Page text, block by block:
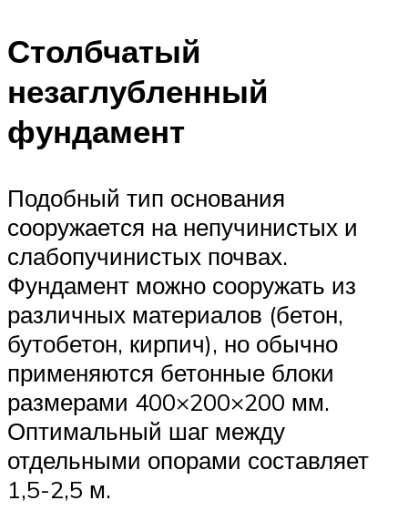
Столбчатый
незаглубленный
фундамент
Подобный тип основания
сооружается на непучинистых и
слабопучинистых почвах.
Фундамент можно сооружать из
различных материалов (бетон,
бутобетон, кирпич), но обычно
применяются бетонные блоки
размерами 400×200×200 мм.
Оптимальный шаг между
отдельными опорами составляет
1,5-2,5 м.